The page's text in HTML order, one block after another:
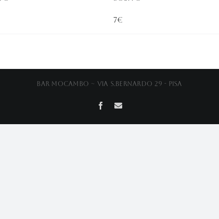
7€
Bar Mocambo ~ Via S.Bernardo 29 - Pisa
Facebook
Email